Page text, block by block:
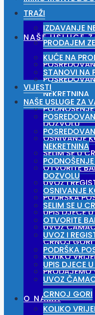
NAŠE USLUGE
NEKRETNINA
DOZVOLU
OSNIVANJE
SELIM SE U
OTVORITE
UVOZ I
PODRŠKA
UPIS DJECE
UVOZ
CRNOJ GORI
KOLIKO
PRODAJEMO
O NAMA
TRAŽI
IZDAVANJE
PRODAJEM
KUĆE NA
STANOVI NA
VIJESTI
NAŠE USLUGE ZA
NEKRETNINA
DOZVOLU
OSNIVANJE
SELIM SE U
OTVORITE
UVOZ I
PODRŠKA
UPIS DJECE
UVOZ
CRNOJ GORI
KOLIKO